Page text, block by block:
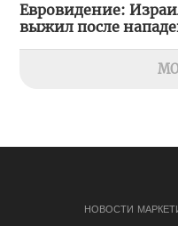
Евровидение:
выжил после
НОВОСТИ